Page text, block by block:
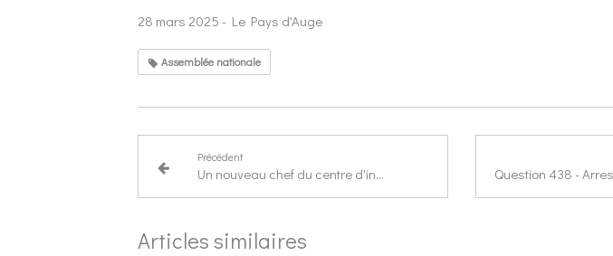
28 mars 2025 - Le Pays d'Auge
Assemblée nationale
Précédent
Un nouveau chef du centre d'incendie et de secours a pris lundi le commandement
Articles similaires